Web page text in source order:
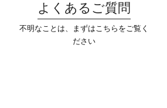
よくあるご質問
不明なことは、まずはこちらをご覧く
ださい